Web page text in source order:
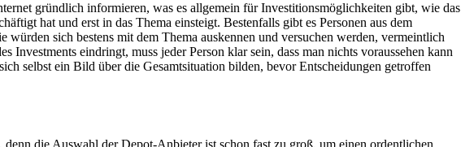
gründlich informieren, was es allgemein für Investitionsmöglichkeiten gibt, wie das
hat und erst in das Thema einsteigt. Bestenfalls gibt es Personen aus dem
sich bestens mit dem Thema auskennen und versuchen werden, vermeintlich
eindringt, muss jeder Person klar sein, dass man nichts voraussehen kann
selbst ein Bild über die Gesamtsituation bilden, bevor Entscheidungen getroffen
die Auswahl der Depot-Anbieter ist schon fast zu groß, um einen ordentlichen